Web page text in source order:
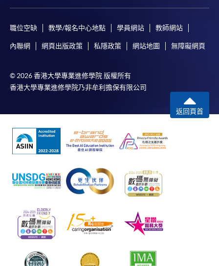
職位空缺 教學/報名中心地點 學員網站 教師網站
內聯網 網頁出版政策 私隱政策 網站地圖 無障礙網頁
© 2026 香港大學專業進修學院 版權所有
香港大學專業進修學院乃非牟利擔保有限公司
返回頁首